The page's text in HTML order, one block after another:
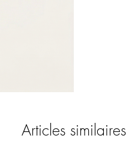
Articles similaires